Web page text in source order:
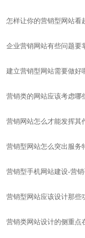
怎样让你的营销型网站看
企业营销网站有些问题要
建立营销型网站需要做好
营销类的网站应该考虑哪
营销网站怎么才能发挥其
营销型网站怎么突出服务
营销型手机网站建设-营
营销型网站应该设计那些
营销类网站设计的侧重点